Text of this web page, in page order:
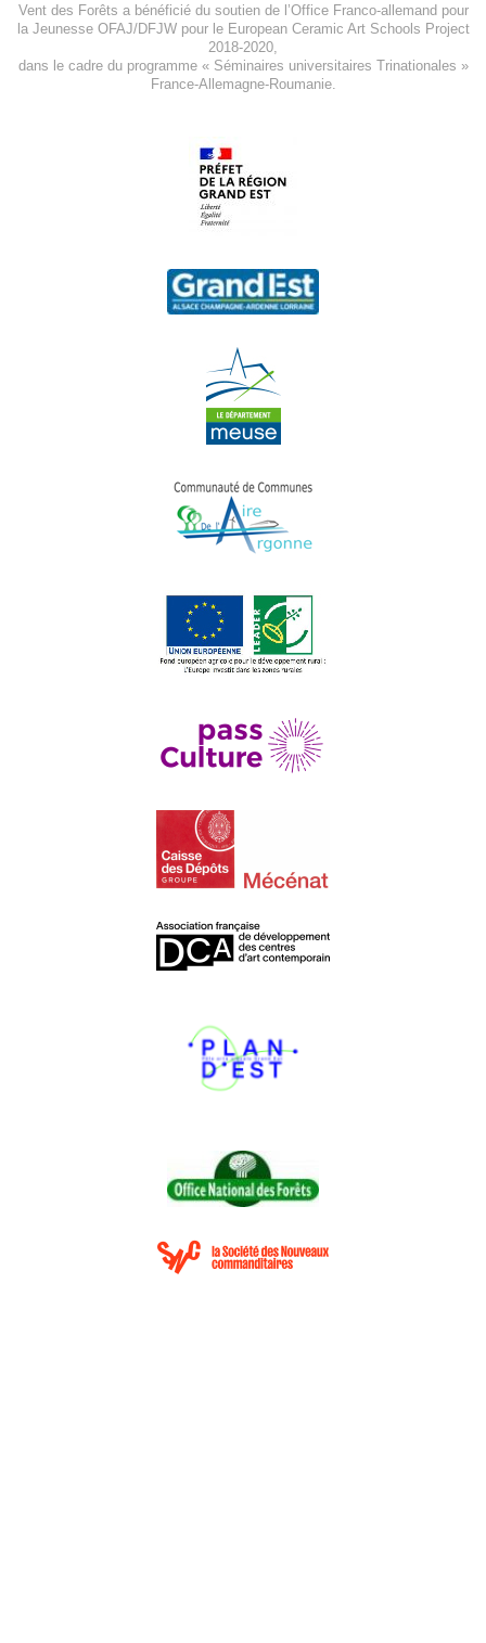
Vent des Forêts a bénéficié du soutien de l’Office Franco-allemand pour
la Jeunesse OFAJ/DFJWpour leEuropean Ceramic Art Schools Project
2018-2020
dans le cadre du programme « Séminaires universitaires Trinationales »
France-Allemagne-Roumanie.